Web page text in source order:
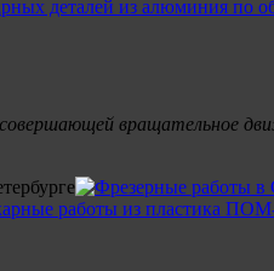
вращательное